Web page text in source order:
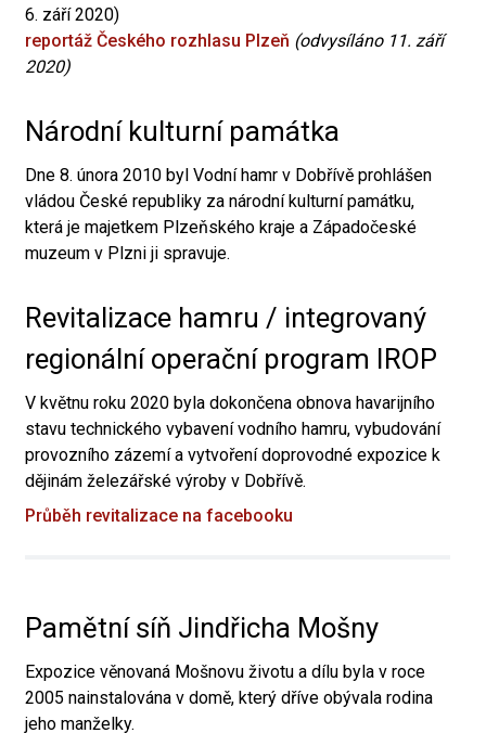
6. září 2020)
reportáž Českého rozhlasu Plzeň (odvysíláno 11. září
2020)
Národní kulturní památka
Dne 8. února 2010 byl Vodní hamr v Dobřívě prohlášen
vládou České republiky za národní kulturní památku,
která je majetkem Plzeňského kraje a Západočeské
muzeum v Plzni ji spravuje.
Revitalizace hamru / integrovaný
regionální operační program IROP
V květnu roku 2020 byla dokončena obnova havarijního
stavu technického vybavení vodního hamru, vybudování
provozního zázemí a vytvoření doprovodné expozice k
dějinám železářské výroby v Dobřívě.
Průběh revitalizace na facebooku
Pamětní síň Jindřicha Mošny
Expozice věnovaná Mošnovu životu a dílu byla v roce
2005 nainstalována v domě, který dříve obývala rodina
jeho manželky.